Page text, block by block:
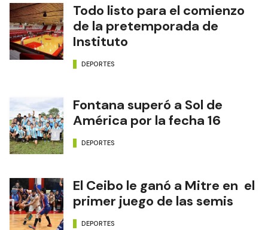
Todo listo para el comienzo
de la pretemporada de
Instituto
DEPORTES
Fontana superó a Sol de
América por la fecha 16
DEPORTES
El Ceibo le ganó a Mitre en el
primer juego de las semis
DEPORTES